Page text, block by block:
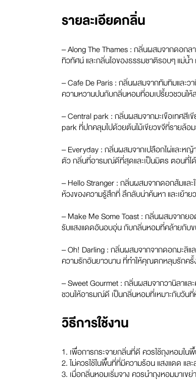
รายละเอียดกลิ่น
– Along The Thames : กลิ่นผสมจากดอก
ทิวทัศน์ และกลิ่นไอของธรรมชาติรอบๆ แม่
– Cafe De Paris : กลิ่นผสมจากทัมทิมและ
ความหวานปนกับกลิ่นหอมที่อมเปรี้ยวชวนใ
– Central park : กลิ่นผสมจากมะเขือเทศสี
park ที่ปกคลุมไปด้วยต้นไม้เขียวขจีที่รายล้อ
– Everyday : กลิ่นผสมจากเปลือกไผ่และห
ตัว กลิ่นที่อารมณ์ดีที่สุดและเป็นมิตร ตอนที่ได้
– Hello Stranger : กลิ่นผสมจากดอกส้มแล
ห้วงของความรู้สึกที่ ลึกลับน่าค้นหา และเย้าย
– Make Me Some Toast : กลิ่นผสมจากย
รับแสงแดดอันอบอุ่น กับกลิ่นหอมที่คล้ายกับ
– Oh! Darling : กลิ่นผสมจากจากดอกมะลิแ
ความรักอันยาวนาน ที่ทำให้คุณตกหลุมรักครั้
– Sweet Gourmet : กลิ่นผสมจากวานิลาแ
ชวนให้อารมณ์ดี เป็นกลิ่นหอมที่เหมาะกับวัน
วิธีการใช้งาน
1. เพื่อการกระจายกลิ่นที่ดี ควรใช้ถุงหอมใน
2. ไม่ควรใช้ในพื้นที่ที่มีความร้อน แสงแดด และ
3. เมื่อกลิ่นหอมเริ่มจาง ควรนำถุงหอมมาเข